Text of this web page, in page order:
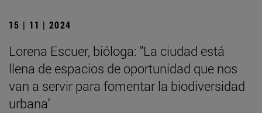
15 | 11 | 2024
Lorena Escuer, bióloga: "La ciudad está
llena de espacios de oportunidad que nos
van a servir para fomentar la biodiversidad
urbana"